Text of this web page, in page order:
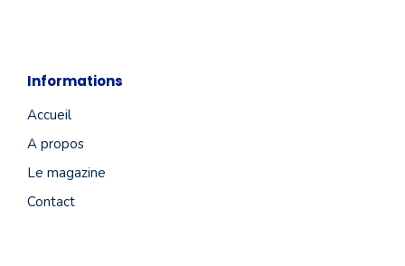
Informations
Accueil
A propos
Le magazine
Contact